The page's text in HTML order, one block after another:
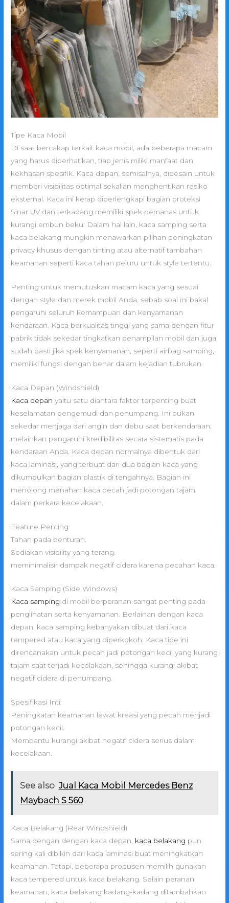
Tipe Kaca Mobil
Di saat bercakap terkait kaca mobil, ada beberapa macam
yang harus diperhatikan, tiap jenis miliki manfaat dan
kekhasan spesifik. Kaca depan, semisalnya, didesain untuk
memberi visibilitas optimal sekalian menghentikan resiko
eksternal. Kaca ini kerap diperlengkapi bagian proteksi
Sinar UV dan terkadang memiliki spek pemanas untuk
kurangi embun beku. Dalam hal lain, kaca samping serta
kaca belakang mungkin menawarkan pilihan peningkatan
privacy khusus dengan tinting atau alternatif tambahan
keamanan seperti kaca tahan peluru untuk style tertentu.
Penting untuk memutuskan macam kaca yang sesuai
dengan style dan merek mobil Anda, sebab soal ini bakal
pengaruhi seluruh kemampuan dan kenyamanan
kendaraan. Kaca berkualitas tinggi yang sama dengan fitur
pabrik tidak sekedar tingkatkan penampilan mobil dan juga
sudah pasti jika spek kenyamanan, seperti airbag samping,
memiliki fungsi dengan benar dalam kejadian tubrukan.
Kaca Depan (Windshield)
Kaca depan yaitu satu diantara faktor terpenting buat
keselamatan pengemudi dan penumpang. Ini bukan
sekedar menjaga dari angin dan debu saat berkendaraan,
melainkan pengaruhi kredibilitas secara sistematis pada
kendaraan Anda. Kaca depan normalnya dibentuk dari
kaca laminasi, yang terbuat dari dua bagian kaca yang
dikumpulkan bagian plastik di tengahnya. Bagian ini
menolong menahan kaca pecah jadi potongan tajam
dalam perkara kecelakaan.
Feature Penting:
Tahan pada benturan.
Sediakan visibility yang terang.
meminimalisir dampak negatif cidera karena pecahan kaca.
Kaca Samping (Side Windows)
Kaca samping di mobil berperanan sangat penting pada
penglihatan serta kenyamanan. Berlainan dengan kaca
depan, kaca samping kebanyakan dibuat dari kaca
tempered atau kaca yang diperkokoh. Kaca tipe ini
direncanakan untuk pecah jadi potongan kecil yang kurang
tajam saat terjadi kecelakaan, sehingga kurangi akibat
negatif cidera di penumpang.
Spesifikasi Inti:
Peningkatan keamanan lewat kreasi yang pecah menjadi
potongan kecil.
Membantu kurangi akibat negatif cidera serius dalam
kecelakaan.
See also Jual Kaca Mobil Mercedes Benz
Maybach S 560
Kaca Belakang (Rear Windshield)
Sama dengan dengan kaca depan, kaca belakang pun
sering kali dibikin dari kaca laminasi buat meningkatkan
keamanan. Tetapi, beberapa produsen memilih gunakan
kaca tempered untuk kaca belakang. Selain peranan
keamanan, kaca belakang kadang-kadang ditambahkan